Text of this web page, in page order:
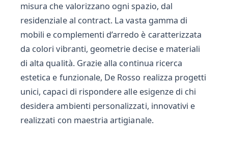
misura che valorizzano ogni spazio, dal
residenziale al contract. La vasta gamma di
mobili e complementi d’arredo è caratterizzata
da colori vibranti, geometrie decise e materiali
di alta qualità. Grazie alla continua ricerca
estetica e funzionale, De Rosso realizza progetti
unici, capaci di rispondere alle esigenze di chi
desidera ambienti personalizzati, innovativi e
realizzati con maestria artigianale.